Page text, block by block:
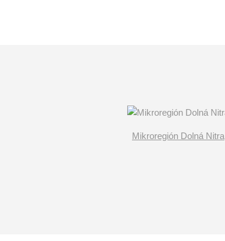
Mikroregión Dolná Nitra